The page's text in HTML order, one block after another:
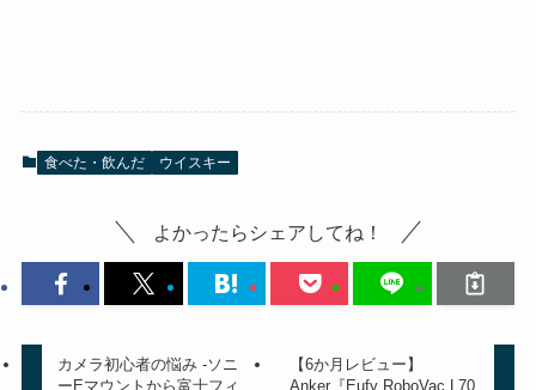
食べた・飲んだ ウイスキー
よかったらシェアしてね！
カメラ初心者の悩み -ソニ
ーEマウントから富士フィ
【6か月レビュー】
Anker『Eufy RoboVac L70